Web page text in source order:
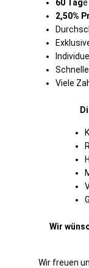
60 Tag
2,50%
Viele
Wir
Wir freuen